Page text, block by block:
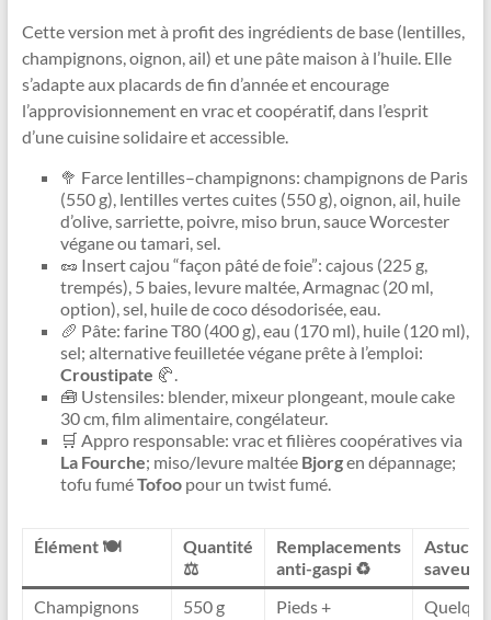
Cette version met à profit des ingrédients de base (lentilles,
champignons, oignon, ail) et une pâte maison à l’huile. Elle
s’adapte aux placards de fin d’année et encourage
l’approvisionnement en vrac et coopératif, dans l’esprit
d’une cuisine solidaire et accessible.
🥦 Farce lentilles–champignons: champignons de Paris
(550 g), lentilles vertes cuites (550 g), oignon, ail, huile
d’olive, sarriette, poivre, miso brun, sauce Worcester
végane ou tamari, sel.
🥜 Insert cajou “façon pâté de foie”: cajous (225 g,
trempés), 5 baies, levure maltée, Armagnac (20 ml,
option), sel, huile de coco désodorisée, eau.
🥖 Pâte: farine T80 (400 g), eau (170 ml), huile (120 ml),
sel; alternative feuilletée végane prête à l’emploi:
Croustipate 🥐.
🧰 Ustensiles: blender, mixeur plongeant, moule cake
30 cm, film alimentaire, congélateur.
🛒 Appro responsable: vrac et filières coopératives via
La Fourche; miso/levure maltée Bjorgen dépannage;
tofu fuméTofoopour un twist fumé.
Élément 🍽️
Quantité
⚖️
Remplacements
anti-gaspi ♻️
Astuce
saveur
Champignons
550 g
Pieds +